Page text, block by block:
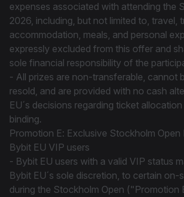
expenses associated with attending the
2026, including, but not limited to, travel,
accommodation, meals, and personal
expressly excluded from this offer and
sole financial responsibility of the
- All prizes are non-transferable, cannot
resold, and are provided with no cash
EU´s decisions regarding ticket
binding.
Promotion E: Exclusive Stockholm
Bybit EU VIP users
- Bybit EU users with a valid VIP status
Bybit EU´s sole discretion, to certain on-
during the Stockholm Open ("Promotion